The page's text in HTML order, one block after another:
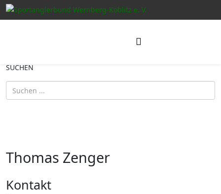
SUCHEN
Thomas Zenger
Kontakt